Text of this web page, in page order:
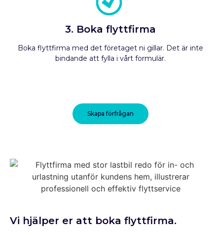
3. Boka flyttfirma
Boka flyttfirma med det företaget ni gillar. Det är inte
bindande att fylla i vårt formulär.
Skapa förfrågan
Vi hjälper er att boka flyttfirma.